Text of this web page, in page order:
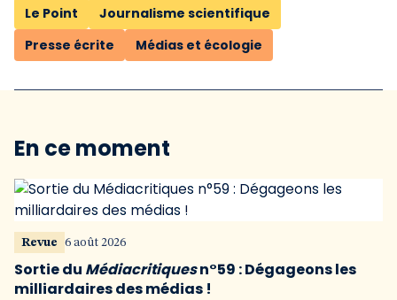
Le Point
Journalisme scientifique
Presse écrite
Médias et écologie
En ce moment
Revue 6 août 2026
Sortie du Médiacritiquesn°59 : Dégageons les
milliardaires des médias !